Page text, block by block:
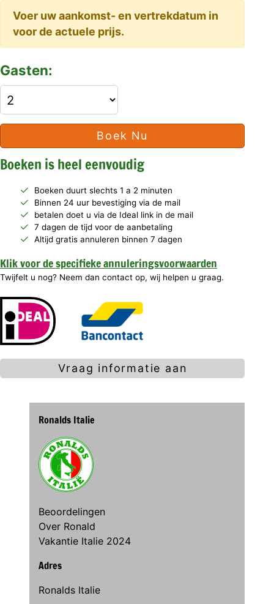
Voer uw aankomst- en vertrekdatum in
voor de actuele prijs.
Gasten:
Boek Nu
Boeken is heel eenvoudig
Boeken duurt slechts 1 a 2 minuten
Binnen 24 uur bevestiging via de mail
betalen doet u via de Ideal link in de mail
7 dagen de tijd voor de aanbetaling
Altijd gratis annuleren binnen 7 dagen
Klik voor de specifieke annuleringsvoorwaarden
Twijfelt u nog? Neem dan contact op, wij helpen u graag.
Vraag informatie aan
Ronalds Italie
Beoordelingen
Over Ronald
Vakantie Italie 2024
Adres
Ronalds Italie